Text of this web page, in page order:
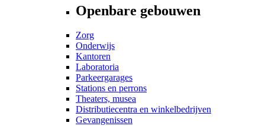
Openbare gebouwen
Zorg
Onderwijs
Kantoren
Laboratoria
Parkeergarages
Stations en perrons
Theaters, musea
Distributiecentra en winkelbedrijven
Gevangenissen